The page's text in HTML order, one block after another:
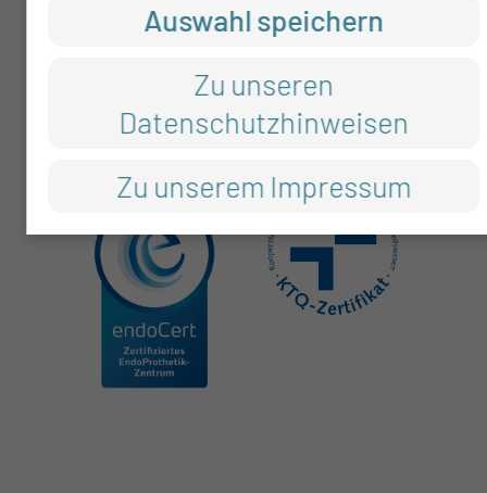
Auswahl speichern
Zu unseren
Datenschutzhinweisen
Zu unserem Impressum